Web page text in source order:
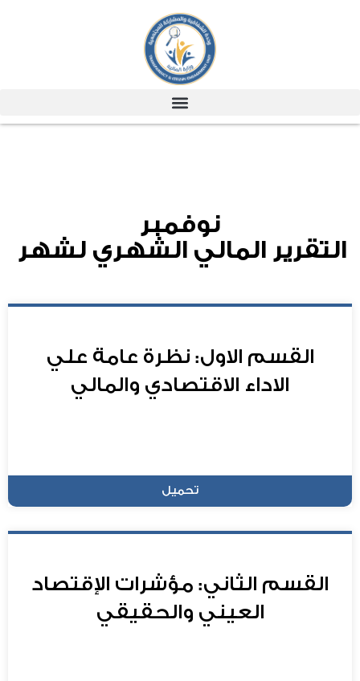
نوفمبر
التقرير المالي الشهري لشهر
القسم الاول: نظرة عامة علي
الاداء الاقتصادي والمالي
تحميل
القسم الثاني: مؤشرات الإقتصاد
العيني والحقيقي